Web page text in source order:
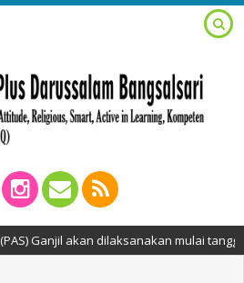
akan dilaksanakan mulai tanggal 2 s/d